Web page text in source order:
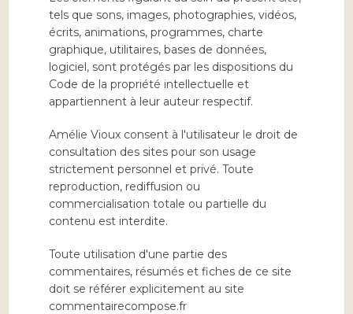
tels que sons, images, photographies, vidéos,
écrits, animations, programmes, charte
graphique, utilitaires, bases de données,
logiciel, sont protégés par les dispositions du
Code de la propriété intellectuelle et
appartiennent à leur auteur respectif.
Amélie Vioux consent à l'utilisateur le droit de
consultation des sites pour son usage
strictement personnel et privé. Toute
reproduction, rediffusion ou
commercialisation totale ou partielle du
contenu est interdite.
Toute utilisation d'une partie des
commentaires, résumés et fiches de ce site
doit se référer explicitement au site
commentairecompose.fr